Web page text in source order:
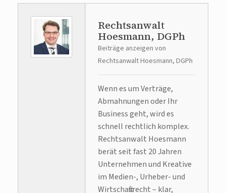
Rechtsanwalt
Hoesmann, DGPh
Beiträge anzeigen von
Rechtsanwalt Hoesmann, DGPh
Wenn es um Verträge,
Abmahnungen oder Ihr
Business geht, wird es
schnell rechtlich komplex.
Rechtsanwalt Hoesmann
berät seit fast 20 Jahren
Unternehmen und Kreative
im Medien-, Urheber- und
Wirtschaftsrecht – klar,